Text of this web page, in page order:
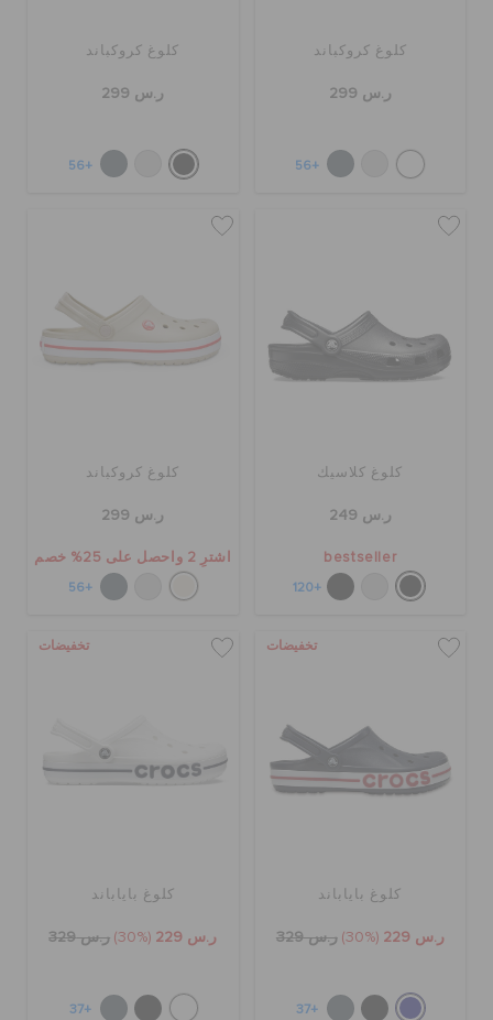
كلوغ كروكباند
ر.س 299
+56
كلوغ كروكباند
ر.س 299
+56
كلوغ كلاسيك
ر.س 249
bestseller
+120
كلوغ كروكباند
ر.س 299
اشترِ 2 واحصل على 25% خصم
+56
تخفيضات
كلوغ باياباند
ر.س 229 (30%) ر.س 329
+37
تخفيضات
كلوغ باياباند
ر.س 229 (30%) ر.س 329
+37